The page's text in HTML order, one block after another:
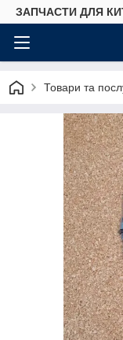
ЗАПЧАСТИ ДЛЯ
Товари та